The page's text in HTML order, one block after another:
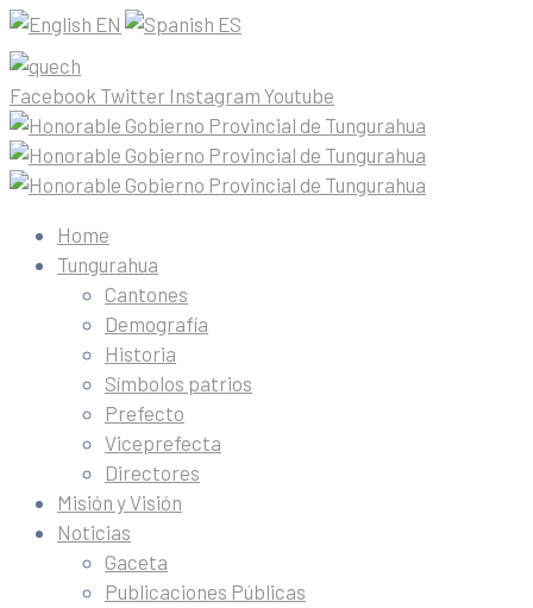
EN ES
Facebook Twitter Instagram Youtube
Home
Tungurahua
Cantones
Demografía
Historia
Símbolos patrios
Prefecto
Viceprefecta
Directores
Misión y Visión
Noticias
Gaceta
Publicaciones Públicas